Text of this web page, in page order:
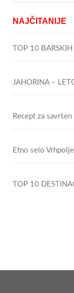
NAJČITANIJE
TOP 10 BARSKIH
JAHORINA –
Recept za
Etno selo
TOP 10